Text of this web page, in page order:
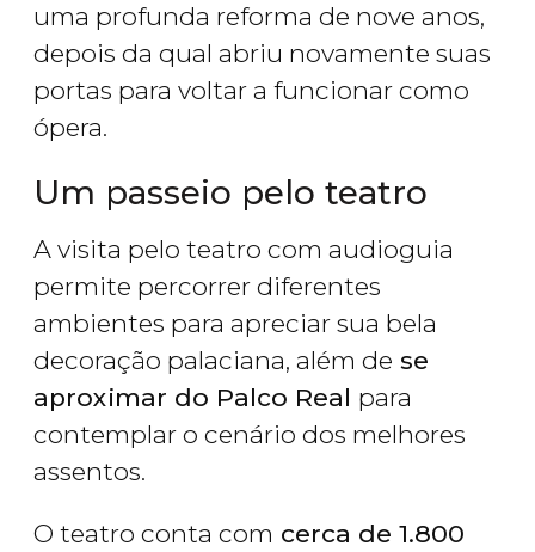
uma profunda reforma de nove anos,
depois da qual abriu novamente suas
portas para voltar a funcionar como
ópera.
Um passeio pelo teatro
A visita pelo teatro com audioguia
permite percorrer diferentes
ambientes para apreciar sua bela
decoração palaciana, além de se
aproximar do Palco Real para
contemplar o cenário dos melhores
assentos.
O teatro conta com cerca de 1.800